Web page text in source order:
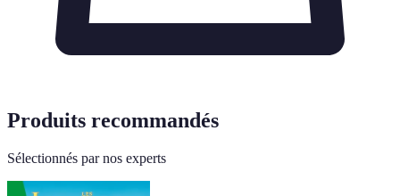
Produits recommandés
Sélectionnés par nos experts